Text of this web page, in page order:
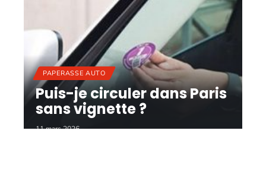
PAPERASSE AUTO
Puis-je circuler dans Paris
sans vignette ?
11 mars 2026